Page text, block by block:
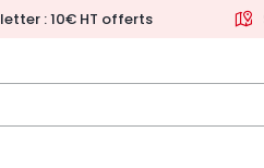
: 10€ HT offerts